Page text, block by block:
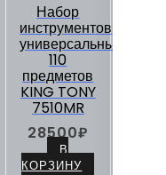
Набор
инструментов
универсальный,
110
предметов
KING TONY
7510MR
28500₽
В
КОРЗИНУ